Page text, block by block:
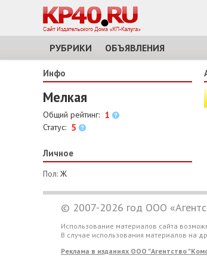
РУБРИКИ ОБЪЯВЛЕНИЯ
Инфо
Мелкая
Общий рейтинг: 1
Статус: 5
Личное
Пол: Ж
© 2007-2026 год ООО
Использование материалов сайта
В случае использования материалов на
Реклама в изданиях ООО "Агентство